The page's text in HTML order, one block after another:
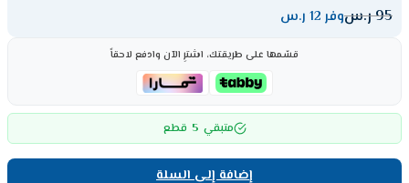
95ر.سوفر 12 ر.س
قسّمها على طريقتك، اشترِ الآن وادفع لاحقاً
متبقي 5 قطع
إضافة إلى السلة